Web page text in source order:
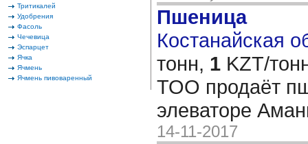
Тритикалей
Удобрения
Фасоль
Чечевица
Эспарцет
Ячка
Ячмень
Ячмень пивоваренный
Пшеница
Костанайская
тонн, 1 KZT/
ТОО продаёт
элеваторе
14-11-2017